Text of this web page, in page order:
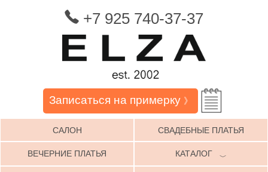
+7 925 740-37-37
Записаться на примерку 》
САЛОН СВАДЕБНЫЕ ПЛАТЬЯ
ВЕЧЕРНИЕ ПЛАТЬЯ КАТАЛОГ ﹀